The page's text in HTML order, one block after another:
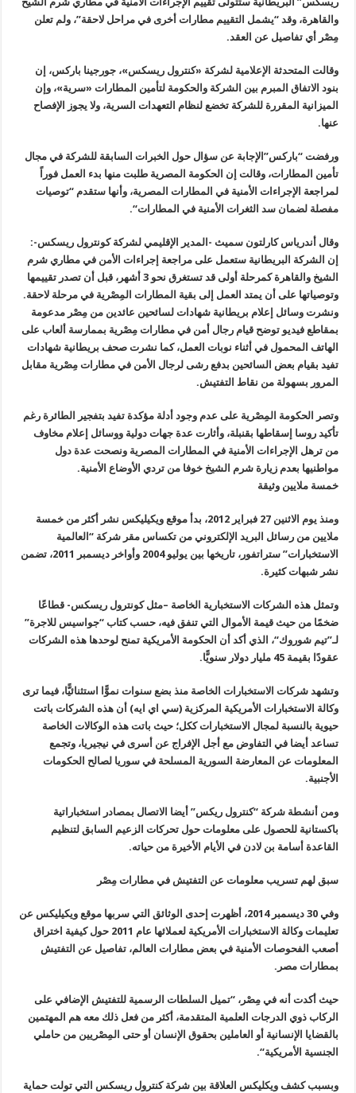
والقاهرة، وقد “يشمل التقييم مطارات أخرى في مراحل لاحقة”، ولم تعلن
مِصْر أي تفاصيل عن العقد.
وقالت المتحدثة الإعلامية لشركة «كنترول ريسكس»، جورجينا باركس، إن
بنود الاتفاق المبرم بين الشركة والحكومة لتأمين المطارات «سرية»، وإن
الميزانية المقررة للشركة تخضع لنظام التعهدات السرية، ولا يجوز الإفصاح
عنها.
ورفضت “باركس”الإجابة عن سؤال حول الخبرات السابقة للشركة في مجال
تأمين المطارات، وقالت إن الحكومة المصرية طلبت منها بدء العمل فوراً
لمراجعة الإجراءات الأمنية في المطارات المصرية، وأنها ستقدم “توصيات
مفصلة لضمان سد الثغرات الأمنية في المطارات“.
وقال أندرياس كارلتون سميث -المدير الإقليمي لشركة كونترول ريسكس-:
إن الشركة البريطانية ستعمل على مراجعة إجراءات الأمن في مطاري شرم
الشيخ والقاهرة كمرحلة أولى قد تستغرق نحو 3 أشهر، قبل أن تصدر تقييمها
وتوصياتها على أن يمتد العمل إلى بقية المطارات المِصْرية في مرحلة لاحقة.
ونشرت وسائل إعلام بريطانية شهادات لسائحين عائدين من مِصْر مدعومة
بمقاطع فيديو توضح قيام رجال أمن في مطارات مِصْرية بممارسة ألعاب على
الهاتف المحمول في أثناء نوبات العمل، كما نشرت صحف بريطانية شهادات
تفيد بقيام بعض السائحين بدفع رشى لرجال الأمن في مطارات مِصْرية مقابل
المرور بسهولة من نقاط التفتيش.
وتصر الحكومة المِصْرية على عدم وجود أدلة مؤكدة تفيد بتفجير الطائرة رغم
تأكيد روسا إسقاطها بقنبلة، وأثارت عدة جهات دولية ووسائل إعلام مخاوف
من ترهل الإجراءات الأمنية في المطارات المصرية ونصحت عدة دول
مواطنيها بعدم زيارة شرم الشيخ خوفا من تردي الأوضاع الأمنية.
خمسة ملايين وثيقة
ومنذ يوم الاثنين 27 فبراير 2012، بدأ موقع ويكيليكس نشر أكثر من خمسة
ملايين من رسائل البريد الإلكتروني من تكساس مقر شركة “العالمية
الاستخبارات” ستراتفور، تاريخها بين يوليو 2004 وأواخر ديسمبر 2011، تضمن
نشر شبهات كثيرة.
وتمثل هذه الشركات الاستخبارية الخاصة –مثل كونترول ريسكس- قطاعًا
ضخمًا من حيث قيمة الأموال التي تنفق فيه، حسب كتاب “جواسيس للاجرة”
لـ”تيم شوروك“، الذي أكد أن الحكومة الأمريكية تمنح لوحدها هذه الشركات
عقودًا بقيمة 45 مليار دولار سنويًّا
.
وتشهد شركات الاستخبارات الخاصة منذ بضع سنوات نموًّا استثنائيًّا، فيما ترى
وكالة الاستخبارات الأمريكية المركزية (سي اي ايه) أن هذه الشركات باتت
حيوية بالنسبة لمجال الاستخبارات ككل؛ حيث باتت هذه الوكالات الخاصة
تساعد أيضا في التفاوض مع أجل الإفراج عن أسرى في نيجيريا، وتجمع
المعلومات عن المعارضة السورية المسلحة في سوريا لصالح الحكومات
الأجنبية.
ومن أنشطة شركة “كنترول ريكس” أيضا الاتصال بمصادر استخباراتية
باكستانية للحصول على معلومات حول تحركات الزعيم السابق لتنظيم
القاعدة أسامة بن لادن في الأيام الأخيرة من حياته.
سبق لهم تسريب معلومات عن التفتيش في مطارات مِصْر
وفي 30 ديسمبر 2014، أظهرت إحدى الوثائق التي سربها موقع ويكيليكس عن
تعليمات وكالة الاستخبارات الأمريكية لعملائها عام 2011 حول كيفية اختراق
أصعب الفحوصات الأمنية في بعض مطارات العالم، تفاصيل عن التفتيش
بمطارات مصر .
حيث أكدت أنه في مِصْر، “تميل السلطات الرسمية للتفتيش الإضافي على
الركاب ذوي الدرجات العلمية المتقدمة، أكثر من فعل ذلك معه هم المهتمين
بالقضايا الإنسانية أو العاملين بحقوق الإنسان أو حتى المِصْريين من حاملي
الجنسية الأمريكية“.
وبسبب كشف ويكليكس العلاقة بين شركة كنترول ريسكس التي تولت حماية